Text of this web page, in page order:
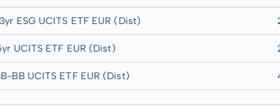
ESG UCITS ETF EUR (Dist)
UCITS ETF EUR (Dist)
BB UCITS ETF EUR (Dist)